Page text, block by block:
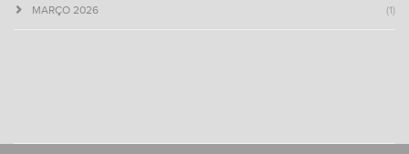
MARÇO 2026 (1)